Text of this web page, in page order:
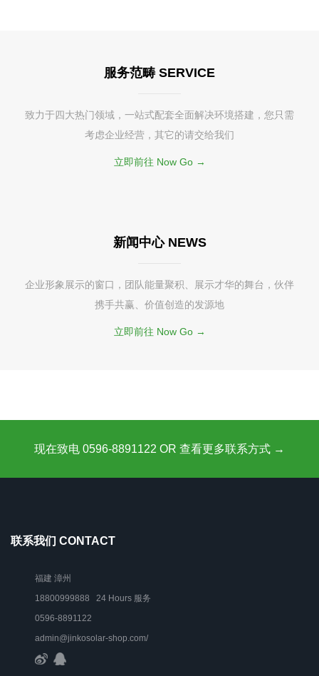
服务范畴 SERVICE
致力于四大热门领域，一站式配套全面解决环境搭建，您只需
考虑企业经营，其它的请交给我们
立即前往 Now Go →
新闻中心 NEWS
企业形象展示的窗口，团队能量聚积、展示才华的舞台，伙伴
携手共赢、价值创造的发源地
立即前往 Now Go →
现在致电 0596-8891122 OR 查看更多联系方式 →
联系我们 CONTACT
福建 漳州
18800999888 24 Hours 服务
0596-8891122
admin@jinkosolar-shop.com/